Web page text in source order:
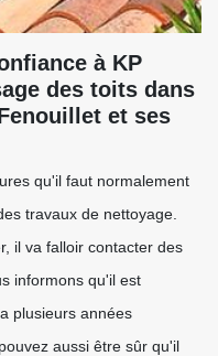
à KP
des toits dans
et ses
qu'il faut normalement
travaux de nettoyage.
il va falloir contacter des
informons qu'il est
plusieurs années
aussi être sûr qu'il